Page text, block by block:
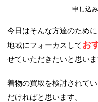
申し込
今日はそんな方達のために
地域にフォーカスしてお
せていただきたいと思いま
着物の買取を検討されて
だければと思います。